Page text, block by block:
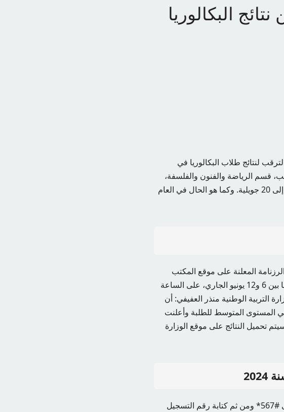
البكالوريا
لنتائج طلاب البكالوريا في
قسم الرياضة والفنون والفلسفة،
والوزير “د. عبد الحكيم بلعابد، أن موعد إعلان نتائج البكالوريا سيكون من 15 إلى 20 جويلية. وكما هو الحال في العام
9 و13 يونيو الجاري، وبحسب الرزنامة المعلنة على موقع المكتب
الوطني، فقد انطلقت المرحلة الأولى من التقييم بداية شهر يوليوز الجاري، ما بين 6 و12 يونيو الجاري، على الساعة
التربية الوطنية منذر العفيفي: أن
المستوى المتوسط ​​للطلبة وأعلنت
تحميل النتائج على موقع الوزارة
يمكن للطالب معرفة نتائج البكالوريا التفصيلية هاتفيا عن طريق الاتصال على #567* ومن ثم كتابة رقم التسجيل